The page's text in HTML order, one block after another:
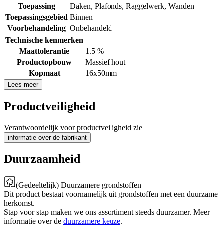
Toepassing
Daken, Plafonds, Raggelwerk, Wanden
Toepassingsgebied Binnen
Voorbehandeling Onbehandeld
Technische kenmerken
Maattolerantie
1.5 %
Productopbouw
Massief hout
Kopmaat
16x50mm
Lees meer
Productveiligheid
Verantwoordelijk voor productveiligheid zie
informatie over de fabrikant
Duurzaamheid
(Gedeeltelijk) Duurzamere grondstoffen
Dit product bestaat voornamelijk uit grondstoffen met een duurzame
herkomst.
Stap voor stap maken we ons assortiment steeds duurzamer. Meer
informatie over de duurzamere keuze.